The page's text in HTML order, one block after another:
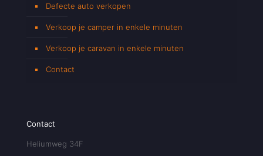
Defecte auto verkopen
Verkoop je camper in enkele minuten
Verkoop je caravan in enkele minuten
Contact
Contact
Heliumweg 34F